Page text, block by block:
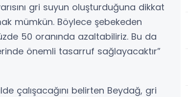
gri suyun oluşturduğuna dikkat
mümkün. Böylece şebekeden
50 oranında azaltabiliriz. Bu da
önemli tasarruf sağlayacaktır”
çalışacağını belirten Beydağ, gri